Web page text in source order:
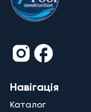
Навігація
Каталог